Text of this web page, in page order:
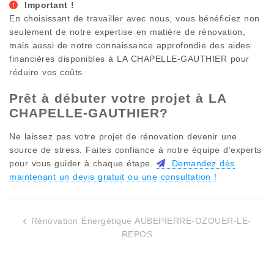
Important !
En choisissant de travailler avec nous, vous bénéficiez non
seulement de notre expertise en matière de rénovation,
mais aussi de notre connaissance approfondie des aides
financières disponibles à LA CHAPELLE-GAUTHIER pour
réduire vos coûts.
Prêt à débuter votre projet à LA
CHAPELLE-GAUTHIER?
Ne laissez pas votre projet de rénovation devenir une
source de stress. Faites confiance à notre équipe d’experts
pour vous guider à chaque étape.
Demandez dès
maintenant un devis gratuit ou une consultation !
Rénovation Énergétique AUBEPIERRE-OZOUER-LE-
REPOS